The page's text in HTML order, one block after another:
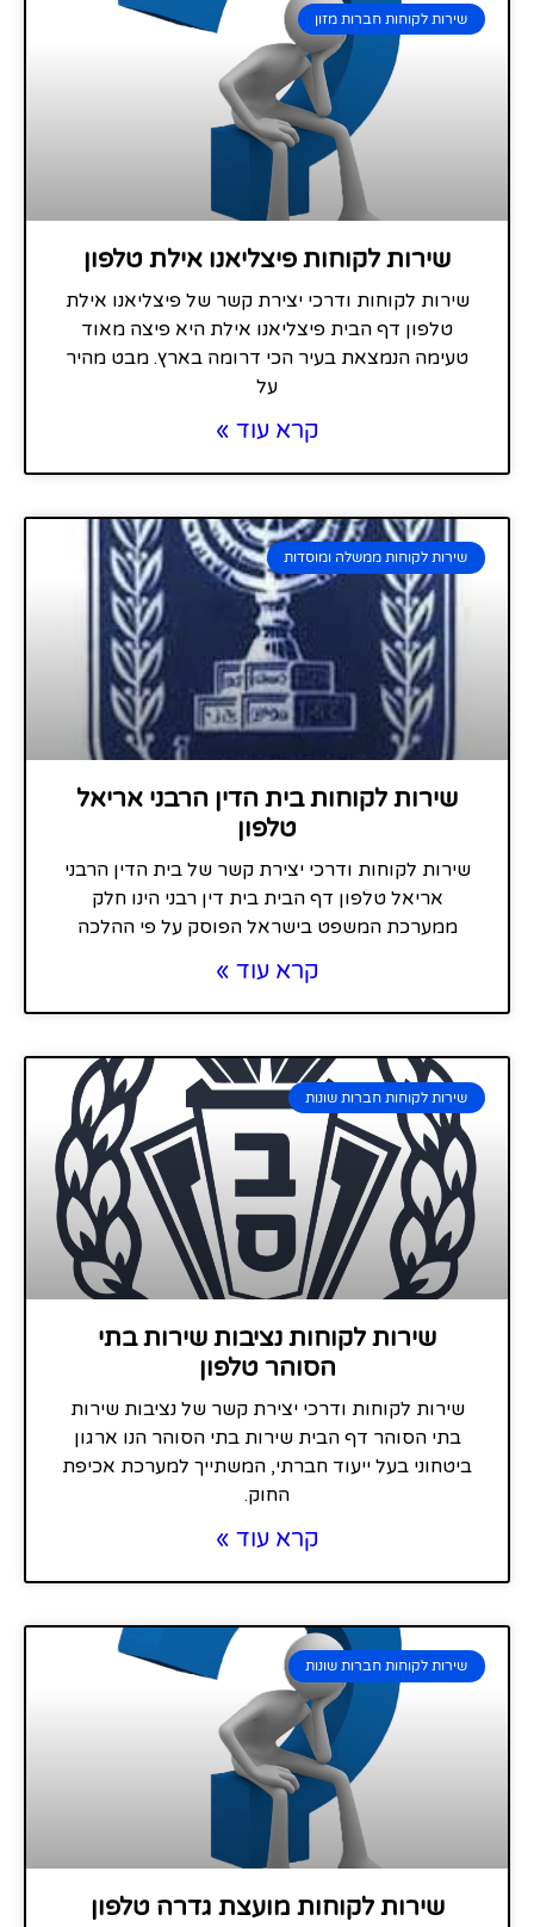
שירות לקוחות חברות מזון
שירות לקוחות פיצליאנו אילת טלפון
שירות לקוחות ודרכי יצירת קשר של פיצליאנו אילת
טלפון דף הבית פיצליאנו אילת היא פיצה מאוד
טעימה הנמצאת בעיר הכי דרומה בארץ. מבט מהיר
על
קרא עוד »
שירות לקוחות ממשלה ומוסדות
שירות לקוחות בית הדין הרבני אריאל
טלפון
שירות לקוחות ודרכי יצירת קשר של בית הדין הרבני
אריאל טלפון דף הבית בית דין רבני הינו חלק
ממערכת המשפט בישראל הפוסק על פי ההלכה
קרא עוד »
שירות לקוחות חברות שונות
שירות לקוחות נציבות שירות בתי
הסוהר טלפון
שירות לקוחות ודרכי יצירת קשר של נציבות שירות
בתי הסוהר דף הבית שירות בתי הסוהר הנו ארגון
ביטחוני בעל ייעוד חברתי, המשתייך למערכת אכיפת
החוק.
קרא עוד »
שירות לקוחות חברות שונות
שירות לקוחות מועצת גדרה טלפון